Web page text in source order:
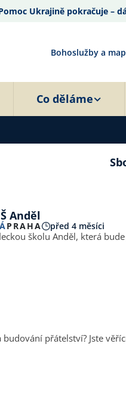
Ukrajině pokračuje –
Bohoslužby a
Co děláme
Anděl
PRAHA před 4 měsíci
školu Anděl, která
přátelství? Jste